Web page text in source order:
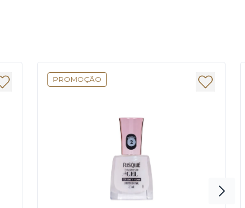
PROMOÇÃO